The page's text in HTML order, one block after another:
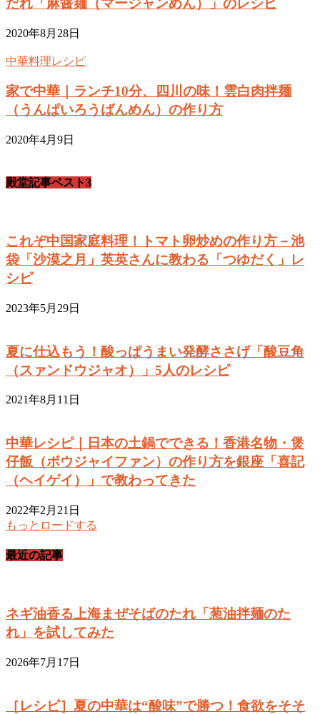
だれ「麻醤麺（マージャンめん）」のレシピ
2020年8月28日
中華料理レシピ
家で中華｜ランチ10分、四川の味！雲白肉拌麺
（うんぱいろうばんめん）の作り方
2020年4月9日
殿堂記事ベスト3
これぞ中国家庭料理！トマト卵炒めの作り方－池
袋「沙漠之月」英英さんに教わる「つゆだく」レ
シピ
2023年5月29日
夏に仕込もう！酸っぱうまい発酵ささげ「酸豆角
（スァンドウジャオ）」5人のレシピ
2021年8月11日
中華レシピ｜日本の土鍋でできる！香港名物・煲
仔飯（ボウジャイファン）の作り方を銀座「喜記
（ヘイゲイ）」で教わってきた
2022年2月21日
もっとロードする
最近の記事
ネギ油香る上海まぜそばのたれ「葱油拌麺のた
れ」を試してみた
2026年7月17日
［レシピ］夏の中華は“酸味”で勝つ！食欲をそそ